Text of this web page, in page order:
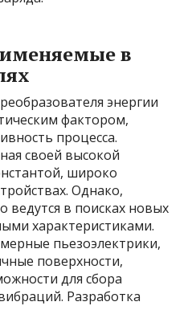
в
энергии
фактором,
процесса.
своей высокой
широко
Однако,
ведутся в поисках новых
характеристиками.
пьезоэлектрики,
поверхности,
для сбора
Разработка